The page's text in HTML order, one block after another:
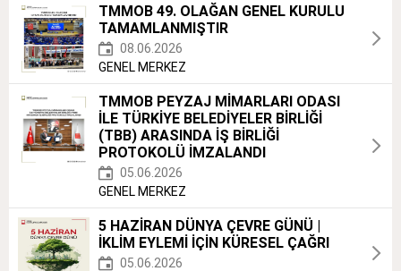
TMMOB 49. OLAĞAN GENEL KURULU
TAMAMLANMIŞTIR
08.06.2026
GENEL MERKEZ
TMMOB PEYZAJ MİMARLARI ODASI
İLE TÜRKİYE BELEDİYELER BİRLİĞİ
(TBB) ARASINDA İŞ BİRLİĞİ
PROTOKOLÜ İMZALANDI
05.06.2026
GENEL MERKEZ
5 HAZİRAN DÜNYA ÇEVRE GÜNÜ |
İKLİM EYLEMİ İÇİN KÜRESEL ÇAĞRI
05.06.2026